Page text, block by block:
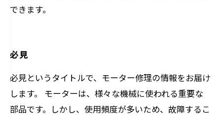
できます。
必見
必見というタイトルで、モーター修理の情報をお届け
します。 モーターは、様々な機械に使われる重要な
部品です。しかし、使用頻度が多いため、故障するこ